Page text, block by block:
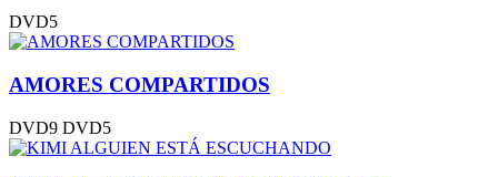
DVD5
AMORES COMPARTIDOS
DVD9 DVD5